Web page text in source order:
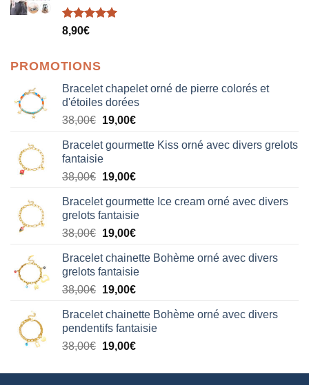
Note5.00
8,90€
PROMOTIONS
Bracelet chapelet orné de pierre colorés et
d'étoiles dorées
38,00€ Le
initial
était :
38,00€.
19,00€Le
actuel
19,00€.
Bracelet gourmette Kiss orné avec divers grelots
fantaisie
38,00€ Le
initial
était :
38,00€.
19,00€Le
actuel
est :
19,00€.
Bracelet gourmette Ice cream orné avec divers
grelots fantaisie
38,00€ Le
initial
était :
38,00€.
19,00€Le
actuel
est :
19,00€.
Bracelet chainette Bohème orné avec divers
grelots fantaisie
38,00€ Le
initial
était :
38,00€.
19,00€Le
actuel
est :
19,00€.
Bracelet chainette Bohème orné avec divers
pendentifs fantaisie
38,00€ Le
initial
19,00€Le
actuel